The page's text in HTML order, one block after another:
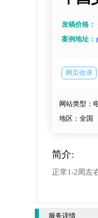
发稿价格：
案例地址：
网页收录
网站类型：
地区：全国
简介:
正常1-2周左
服务详情